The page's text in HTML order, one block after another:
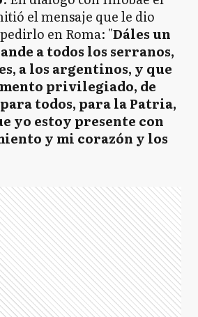
el mensaje que le dio
en Roma: "Dáles un
a todos los serranos,
a los argentinos, y que
privilegiado, de
todos, para la Patria,
yo estoy presente con
y mi corazón y los